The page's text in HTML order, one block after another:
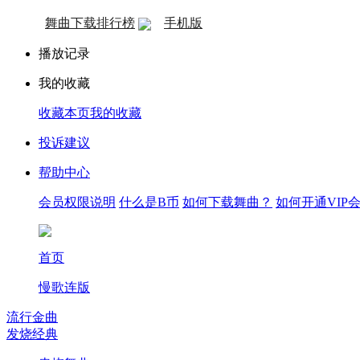
舞曲下载排行榜 手机版
播放记录
我的收藏
收藏本页我的收藏
投诉建议
帮助中心
会员权限说明 什么是B币 如何下载舞曲？ 如何开通VIP
首页
慢歌连版
流行金曲
发烧经典